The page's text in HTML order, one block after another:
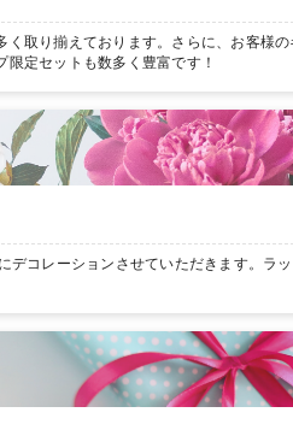
取り揃えております。さらに、お客様
定セットも数多く豊富です！
コレーションさせていただきます。ラ